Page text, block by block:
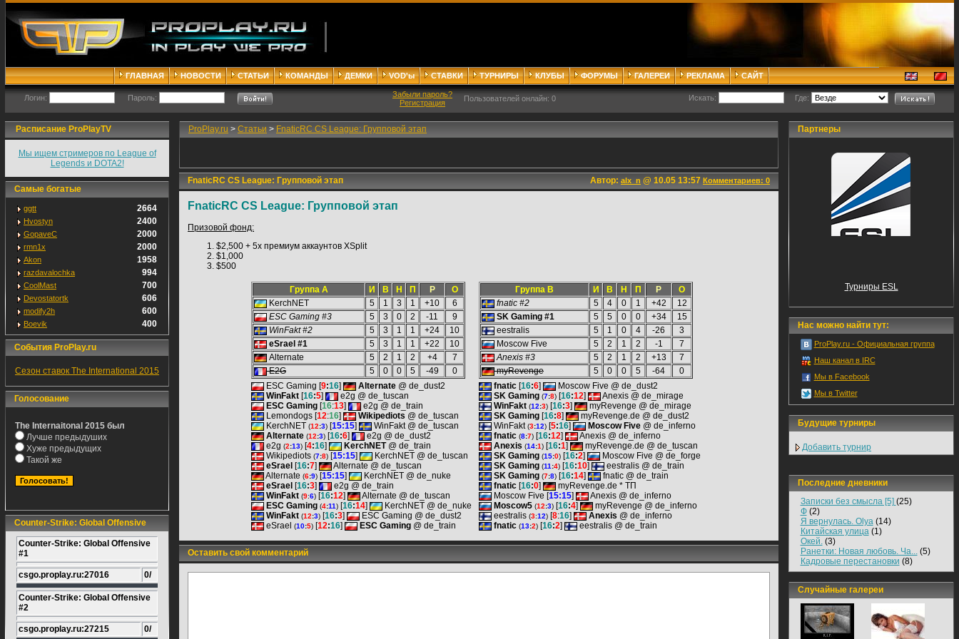
ГЛАВНАЯ НОВОСТИ СТАТЬИ КОМАНДЫ ДЕМКИ VOD'ы СТАВКИ ТУРНИРЫ КЛУБЫ ФОРУМЫ ГАЛЕРЕИ РЕКЛАМА САЙТ
Логин: Пароль:
Забыли пароль?
Регистрация
Пользователей онлайн: 0 Искать: Где:
Расписание ProPlayTV
Мы ищем стримеров по League of
Legends и DOTA2!
Самые богатые
ggtt 2664
Hvostyn 2400
GopaveC 2000
rmn1x 2000
Akon 1958
razdavalochka 994
CoolMast 700
Devostatortk 606
modify2h 600
Boevik 400
События ProPlay.ru
Сезон ставок The International 2015
Голосование
The Internaitonal 2015 был
Лучше предыдуших
Хуже предыдущих
Такой же
Counter-Strike: Global Offensive
Counter-Strike: Global Offensive
#1
csgo.proplay.ru:27016 0/
Counter-Strike: Global Offensive
#2
csgo.proplay.ru:27215 0/
ProPlay.ru > Статьи > FnaticRC CS League: Групповой этап
FnaticRC CS League: Групповой этап Автор: alx_n @ 10.05 13:57 Комментариев: 0
FnaticRC CS League: Групповой этап
Призовой фонд:
$2,500 + 5x премиум аккаунтов XSplit
$1,000
$500
Группа A И В Н П Р
О
KerchNET
5 1 3 1 +10
6
ESC Gaming #3
5 3 0 2 -11
9
WinFakt #2
5 3 1 1 +24
10
eSrael #1
5 3 1 1 +22
10
Alternate
5 2 1 2 +4
7
E2G
5 0 0 5 -49 0
Группа В И В Н П Р
О
fnatic #2
5 4 0 1 +42
12
SK Gaming #1
5 5 0 0 +34
15
eestralis
5 1 0 4 -26
3
Moscow Five
5 2 1 2 -1
7
Anexis #3
5 2 1 2 +13
7
myRevenge
5 0 0 5 -64
0
ESC Gaming [9:16] Alternate @ de_dust2
WinFakt [16:5]
e2g @ de_tuscan
ESC Gaming [16:13]
e2g @ de_train
Lemondogs [12:16] Wikipediots @ de_tuscan
KerchNET (12:3) [15:15]
WinFakt @ de_tuscan
Alternate (12:3) [16:6]
e2g @ de_dust2
e2g (2:13) [4:16] KerchNET@ de_train
Wikipediots (7:8) [15:15]
KerchNET @ de_tuscan
eSrael [16:7]
Alternate @ de_tuscan
Alternate (6:9) [15:15]
KerchNET @ de_nuke
eSrael [16:3]
e2g @ de_train
WinFakt (9:6) [16:12]
Alternate @ de_tuscan
ESC Gaming (4:11) [16:14]
KerchNET @ de_nuke
WinFakt (12:3) [16:3]
ESC Gaming @ de_dust2
eSrael
(10:5) [12:16] ESC Gaming @ de_train
fnatic [16:6]
Moscow Five @ de_dust2
SK Gaming (7:8) [16:12]
Anexis @ de_mirage
WinFakt (12:3) [16:3]
myRevenge @ de_mirage
SK Gaming [16:8]
myRevenge.de @ de_dust2
WinFakt(3:12) [5:16] Moscow Five @ de_inferno
fnatic (8:7) [16:12]
Anexis @ de_inferno
Anexis (14:1) [16:1]
myRevenge.de @ de_tuscan
SK Gaming (15:0) [16:2]
Moscow Five @ de_forge
SK Gaming (11 :4) [16:10]
eestralis @ de_train
SK Gaming (7:8) [16:14]
fnatic @ de_train
fnatic [16:0]
myRevenge.de * ТП
Moscow Five [15:15]
Anexis @ de_inferno
Moscow5 (12:3) [16:4]
myRevenge @ de_inferno
eestralis (3:12) [8:16] Anexis @ de_inferno
fnatic (13:2) [16:2] eestralis @ de_train
Оставить свой комментарий
Партнеры
Турниры ESL
Нас можно найти тут:
ProPlay.ru - Официальная группа
Наш канал в IRC
Мы в Facebook
Мы в Twitter
Будущие турниры
Добавить турнир
Последние дневники
Записки без смысла [5] (25)
Ф(2)
Я вернулась. Olya(14)
Китайская улица(1)
Окей.(3)
Ранетки: Новая любовь. Ча...(5)
Кадровые перестановки (8)
Случайные галереи